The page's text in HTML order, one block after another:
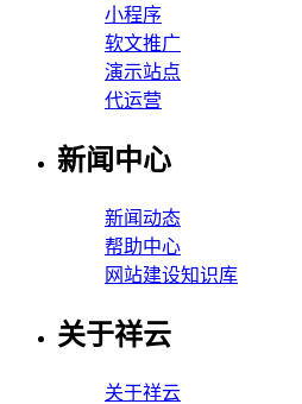
小程序
软文推广
演示站点
代运营
新闻中心
新闻动态
帮助中心
网站建设知识库
关于祥云
关于祥云